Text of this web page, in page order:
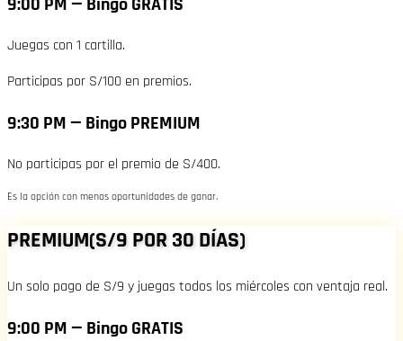
Juegas con 1 cartilla.
Participas por S/100 en premios.
9:30 PM — Bingo PREMIUM
No participas por el premio de S/400.
Es la opción con menos oportunidades de ganar.
PREMIUM(S/9 POR 30 DÍAS)
Un solo pago de S/9 y juegas todos los miércoles con ventaja real.
9:00 PM — Bingo GRATIS